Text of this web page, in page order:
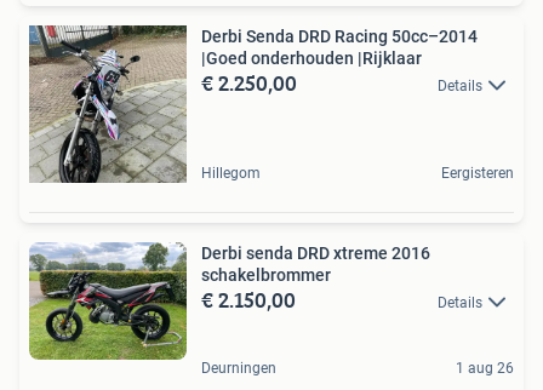
Derbi Senda DRD Racing 50cc–2014
|Goed onderhouden |Rijklaar
€ 2.250,00 Details
Hillegom Eergisteren
Derbi senda DRD xtreme 2016
schakelbrommer
€ 2.150,00 Details
Deurningen 1 aug 26